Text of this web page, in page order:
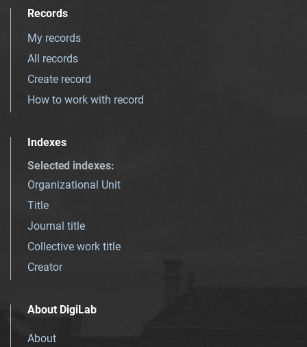
Records
My records
All records
Create record
How to work with record
Indexes
Selected indexes:
Organizational Unit
Title
Journal title
Collective work title
Creator
About DigiLab
About